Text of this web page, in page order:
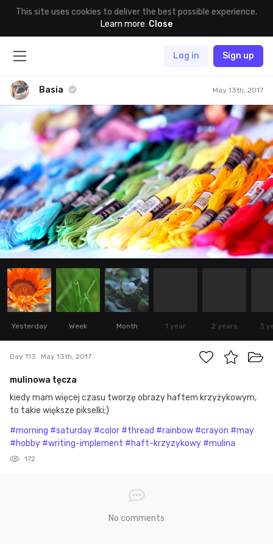
This site uses cookies to deliver the best possible experience.
Learn more. Close
Log in Sign up
Basia May 13th, 2017
Yesterday Week Month 1 year 2 years 3
Day 113 May 13th, 2017
mulinowa tęcza
kiedy mam więcej czasu tworzę obrazy haftem krzyżykowym,
to takie większe pikselki;)
#morning #saturday #color #thread #rainbow #crayon #may
#hobby #writing-implement #haft-krzyzykowy #mulina
172
No comments